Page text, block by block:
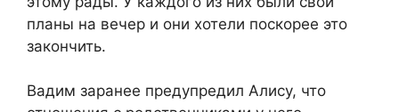
планы на вечер и они хотели поскорее это
закончить.
Вадим заранее предупредил Алису, что